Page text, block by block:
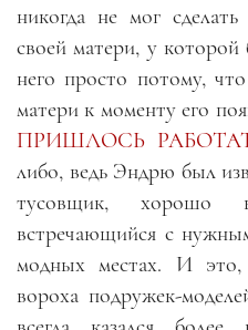
никогда не мог
своей матери, у
него просто потому,
матери к моменту его
ПРИШЛОСЬ
либо, ведь Эндрю был
тусовщик, хорошо
встречающийся с
модных местах. И это,
вороха подружек-